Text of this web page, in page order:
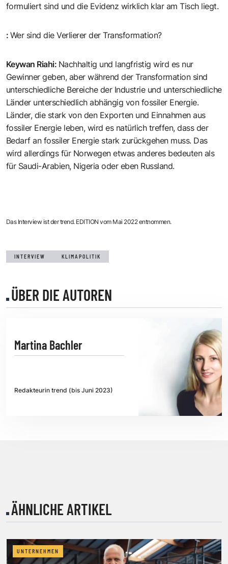
formuliert sind und die Evidenz wirklich klar am Tisch liegt.
: Wer sind die Verlierer der Transformation?
Keywan Riahi: Nachhaltig und langfristig wird es nur
Gewinner geben, aber während der Transformation sind
unterschiedliche Bereiche der Industrie und unterschiedliche
Länder unterschiedlich abhängig von fossiler Energie.
Länder, die stark von den Exporten und Einnahmen aus
fossiler Energie leben, wird es natürlich treffen, dass der
Bedarf an fossiler Energie stark zurückgehen muss. Das
wird allerdings für Norwegen etwas anderes bedeuten als
für Saudi-Arabien, Nigeria oder eben Russland.
Das Interview ist der trend. EDITION vom Mai 2022 entnommen.
INTERVIEW KLIMAPOLITIK
ÜBER DIE AUTOREN
Martina Bachler
Redakteurin trend (bis Juni 2023)
ÄHNLICHE ARTIKEL
UNTERNEHMEN